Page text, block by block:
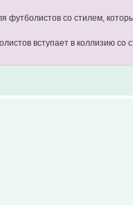
футболистов со стилем,
вступает в коллизию